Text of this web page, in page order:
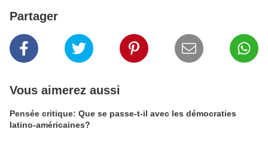
Partager
Vous aimerez aussi
Pensée critique: Que se passe-t-il avec les démocraties
latino-américaines?